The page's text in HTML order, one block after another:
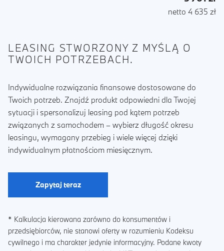
netto 4 635 zł
LEASING STWORZONY Z MYŚLĄ O
TWOICH POTRZEBACH.
Indywidualne rozwiązania finansowe dostosowane do
Twoich potrzeb. Znajdź produkt odpowiedni dla Twojej
sytuacji i spersonalizuj leasing pod kątem potrzeb
związanych z samochodem – wybierz długość okresu
leasingu, wymagany przebieg i wiele więcej dzięki
indywidualnym płatnościom miesięcznym.
Zapytaj teraz
* Kalkulacja kierowana zarówno do konsumentów i
przedsiębiorców, nie stanowi oferty w rozumieniu Kodeksu
cywilnego i ma charakter jedynie informacyjny. Podane kwoty